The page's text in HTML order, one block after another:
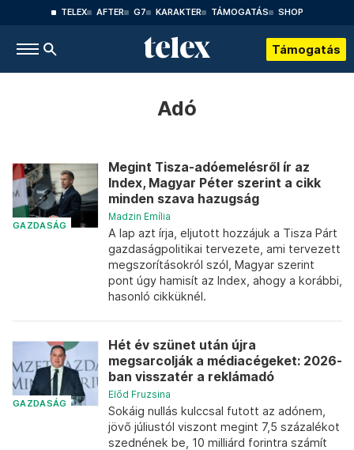
TELEX AFTER G7 KARAKTER TÁMOGATÁS SHOP
Támogatás
Adó
GAZDASÁG
Megint Tisza-adóemelésről ír az
Index, Magyar Péter szerint a cikk
minden szava hazugság
Madzin Emília
A lap azt írja, eljutott hozzájuk a Tisza Párt
gazdaságpolitikai tervezete, ami tervezett
megszorításokról szól, Magyar szerint
pont úgy hamisít az Index, ahogy a korábbi,
hasonló cikküknél.
GAZDASÁG
Hét év szünet után újra
megsarcolják a médiacégeket: 2026-
ban visszatér a reklámadó
Előd Fruzsina
Sokáig nullás kulccsal futott az adónem,
jövő júliustól viszont megint 7,5 százalékot
szednének be, 10 milliárd forintra számít